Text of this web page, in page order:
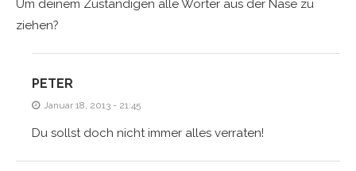
Um deinem Zuständigen alle Wörter aus der Nase zu
ziehen?
PETER
Januar 18, 2013 - 21:45
Du sollst doch nicht immer alles verraten!